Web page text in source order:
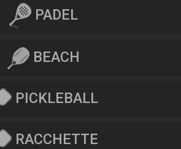
PADEL
BEACH
PICKLEBALL
RACCHETTE